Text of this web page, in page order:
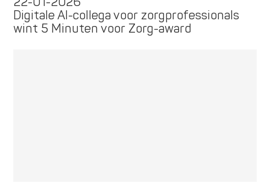
Digitale AI-collega voor zorgprofessionals
wint 5 Minuten voor Zorg-award